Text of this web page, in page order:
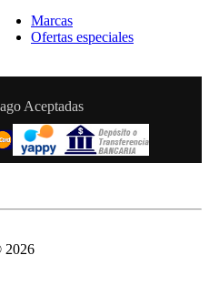
Marcas
Ofertas especiales
Aceptadas
2026